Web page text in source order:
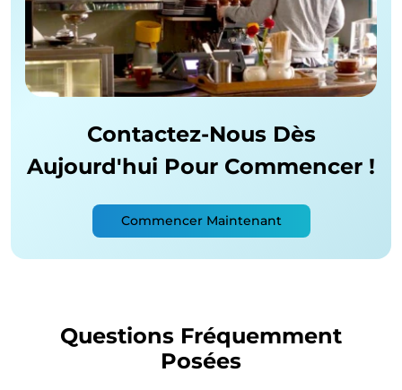
Contactez-Nous Dès
Aujourd'hui Pour Commencer !
Commencer Maintenant
Questions Fréquemment
Posées